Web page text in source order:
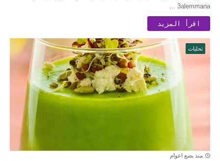
3alemmana ...
اقرأ المزيد
تحليات
منذ بضع اعوام